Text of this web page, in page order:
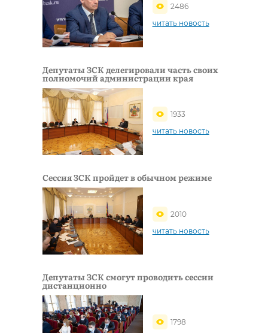
2486
читать новость
Депутаты ЗСК делегировали часть своих
полномочий администрации края
1933
читать новость
Сессия ЗСК пройдет в обычном режиме
2010
читать новость
Депутаты ЗСК смогут проводить сессии
дистанционно
1798